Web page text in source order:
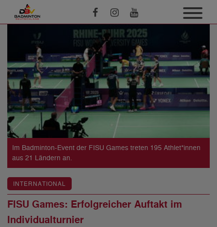
Im Badminton-Event der FISU Games treten 195 Athlet*innen
aus 21 Ländern an.
INTERNATIONAL
FISU Games: Erfolgreicher Auftakt im
Individualturnier